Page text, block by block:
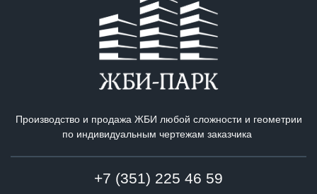
Производство и продажа ЖБИ любой сложности и геометрии
по индивидуальным чертежам заказчика
+7 (351) 225 46 59